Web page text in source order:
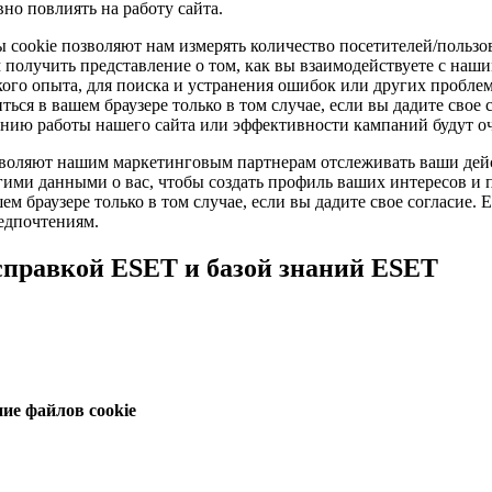
повлиять на работу сайта.
позволяют нам измерять количество посетителей/
представление о том, как вы взаимодействуете с
опыта, для поиска и устранения ошибок или других
в вашем браузере только в том случае, если вы дадите свое
работы нашего сайта или эффективности кампаний будут
нашим маркетинговым партнерам отслеживать ваши
данными о вас, чтобы создать профиль ваших интересов и
только в том случае, если вы дадите свое согласие.
ESET и базой знаний ESET
файлов cookie